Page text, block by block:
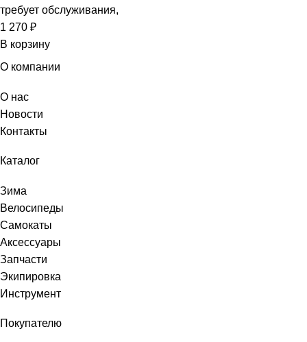
требует обслуживания,
1 270 ₽
В корзину
О компании
О нас
Новости
Контакты
Каталог
Зима
Велосипеды
Самокаты
Аксессуары
Запчасти
Экипировка
Инструмент
Покупателю